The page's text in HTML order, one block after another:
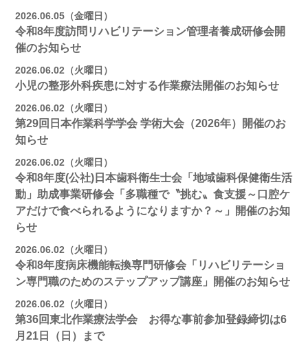
2026.06.05（金曜日）
令和8年度訪問リハビリテーション管理者養成研修会開
催のお知らせ
2026.06.02（火曜日）
小児の整形外科疾患に対する作業療法開催のお知らせ
2026.06.02（火曜日）
第29回日本作業科学学会 学術大会（2026年）開催のお
知らせ
2026.06.02（火曜日）
令和8年度(公社)日本歯科衛生士会「地域歯科保健衛生活
動」助成事業研修会「多職種で〝挑む〟食支援～口腔ケ
アだけで食べられるようになりますか？～」開催のお知
らせ
2026.06.02（火曜日）
令和8年度病床機能転換専門研修会「リハビリテーショ
ン専門職のためのステップアップ講座」開催のお知らせ
2026.06.02（火曜日）
第36回東北作業療法学会 お得な事前参加登録締切は6
月21日（日）まで